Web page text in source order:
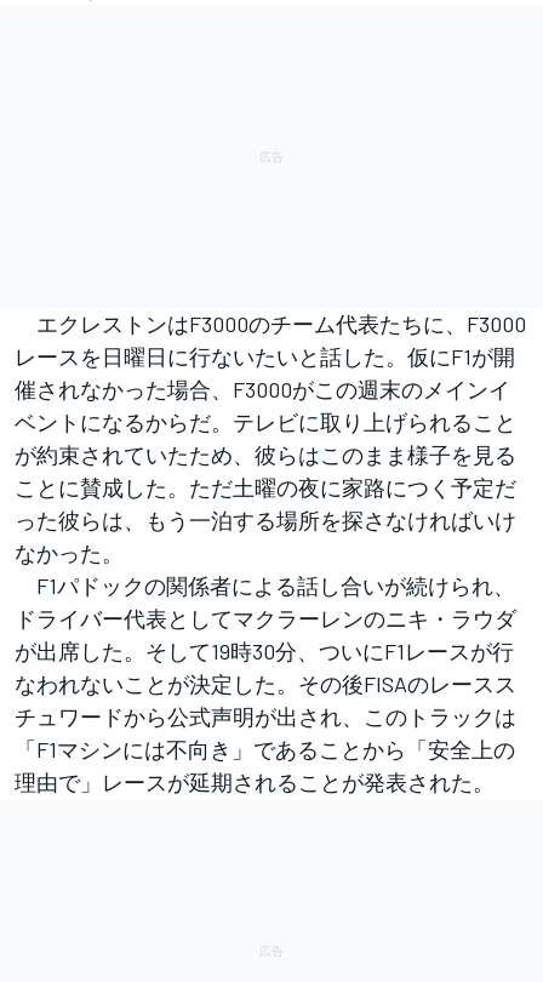
エクレストンはF3000のチーム代表たちに、F3000
レースを日曜日に行ないたいと話した。仮にF1が開
催されなかった場合、F3000がこの週末のメインイ
ベントになるからだ。テレビに取り上げられること
が約束されていたため、彼らはこのまま様子を見る
ことに賛成した。ただ土曜の夜に家路につく予定だ
った彼らは、もう一泊する場所を探さなければいけ
なかった。
F1パドックの関係者による話し合いが続けられ、
ドライバー代表としてマクラーレンのニキ・ラウダ
が出席した。そして19時30分、ついにF1レースが行
なわれないことが決定した。その後FISAのレースス
チュワードから公式声明が出され、このトラックは
「F1マシンには不向き」であることから「安全上の
理由で」レースが延期されることが発表された。